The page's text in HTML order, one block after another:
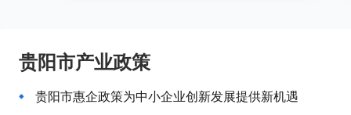
贵阳市产业政策
贵阳市惠企政策为中小企业创新发展提供新机遇